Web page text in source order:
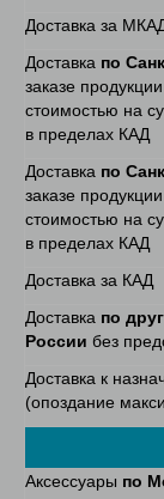
Доставка за
Доставка по
заказе
стоимостью на
в пределах КАД
Доставка по
заказе
стоимостью на
в пределах КАД
Доставка за КАД
Доставка по
России без
Доставка к
(опоздание
Аксессуары по